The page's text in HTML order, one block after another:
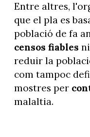
Entre altres,
que el pla es
població de fa
censos fiables
reduir la
com tampoc
mostres per
malaltia.